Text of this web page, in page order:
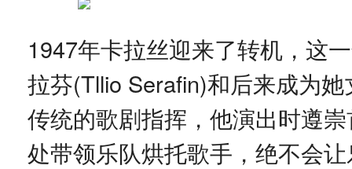
1947年卡拉丝迎来了转机，这
拉芬(Tllio Serafin)和后来成为
传统的歌剧指挥，他演出时遵
处带领乐队烘托歌手，绝不会